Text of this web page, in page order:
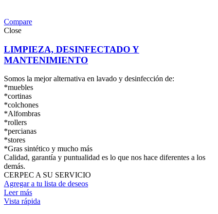
Compare
Close
LIMPIEZA, DESINFECTADO Y
MANTENIMIENTO
Somos la mejor alternativa en lavado y desinfección de:
*muebles
*cortinas
*colchones
*Alfombras
*rollers
*percianas
*stores
*Gras sintético y mucho más
Calidad, garantía y puntualidad es lo que nos hace diferentes a los
demás.
CERPEC A SU SERVICIO
Agregar a tu lista de deseos
Leer más
Vista rápida